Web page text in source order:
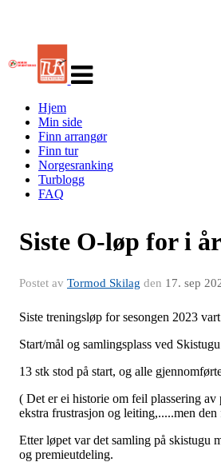
navigasjon
Hjem
Min side
Finn arrangør
Finn tur
Norgesranking
Turblogg
FAQ
Siste O-løp for i år
Postet av Tormod Skilag den 17. sep
Siste treningsløp for sesongen 2023
Start/mål og samlingsplass ved
13 stk stod på start, og alle
( Det er ei historie om feil plassering av
ekstra frustrasjon og leiting,.....men
Etter løpet var det samling på skistugu
og premieutdeling.